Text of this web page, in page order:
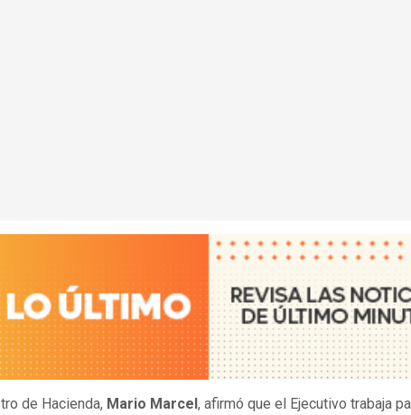
de Hacienda, Mario Marcel , afirmó que el Ejecutivo trabaja